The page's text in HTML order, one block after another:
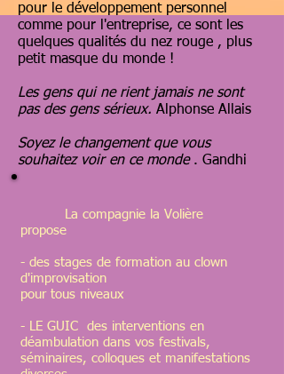
pour le développement personnel
comme pour l'entreprise, ce sont les
quelques qualités du nez rouge , plus
petit masque du monde !
Les gens qui ne rient jamais ne sont
pas des gens sérieux. Alphonse Allais
Soyez le changement que vous
souhaitez voir en ce monde . Gandhi
La compagnie la Volière
propose
- des stages de formation au clown
d'improvisation
pour tous niveaux
- LE GUIC des interventions en
déambulation dans vos festivals,
séminaires, colloques et manifestations